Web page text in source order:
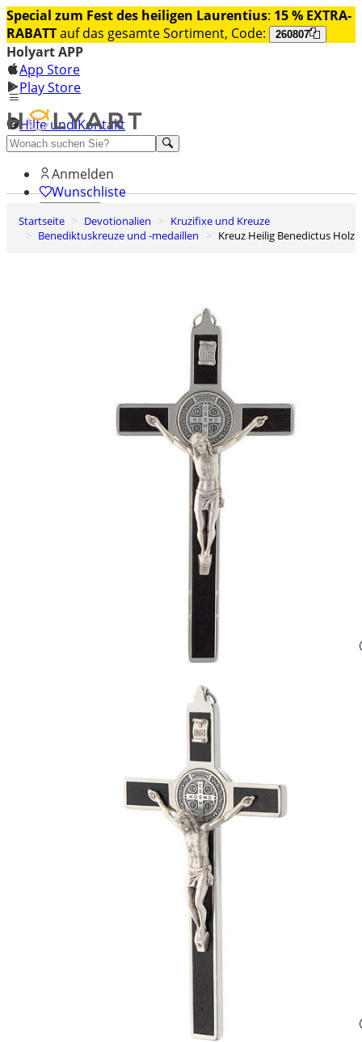
Special zum Fest des heiligen Laurentius: 15 % EXTRA-
RABATTauf das gesamte Sortiment, Code: 260807
Holyart APP
App Store
Play Store
Hilfe und Kontakt
Entdecken Sie Premium
Anmelden
Wunschliste
0
Warenkorb
Startseite Devotionalien
Kruzifixe und Kreuze
Benediktuskreuze und -medaillen
Kreuz Heilig Benedictus Holz